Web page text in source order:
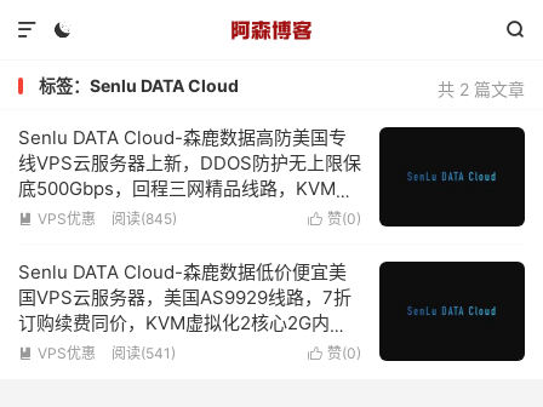
 

共 2 篇文章
标签：Senlu DATA Cloud
Senlu DATA Cloud-森鹿数据高防美国专
线VPS云服务器上新，DDOS防护无上限保
底500Gbps，回程三网精品线路，KVM虚
拟化2核心2G内存低至150元/月-附简单测
 赞(0)
 VPS优惠 阅读(845)
Senlu DATA Cloud-森鹿数据低价便宜美
国VPS云服务器，美国AS9929线路，7折
订购续费同价，KVM虚拟化2核心2G内存
100Mbps带宽低至27元/月
 赞(0)
 VPS优惠 阅读(541)